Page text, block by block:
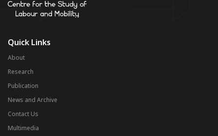
Quick Links
About
Research
Publication
News and Archive
Contact Us
Multimedia